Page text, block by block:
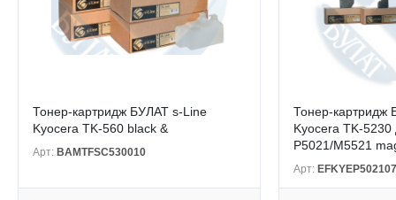
Тонер-картридж БУЛАТ s-Line
Kyocera TK-560 black &
Арт: BAMTFSC530010
Тонер-картридж
Kyocera TK-5230
P5021/M5521
Арт: